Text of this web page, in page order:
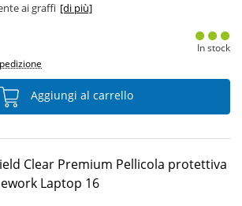
ai graffi [di più]
In stock
Aggiungi al carrello
Clear Premium Pellicola protettiva
Laptop 16